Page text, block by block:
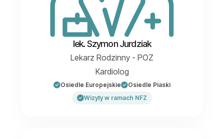
lek. Szymon Jurdziak
Lekarz Rodzinny - POZ
Kardiolog
Osiedle Europejskie
Osiedle Piaski
Wizyty w ramach NFZ